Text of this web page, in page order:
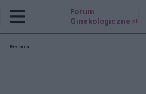
Forum
Ginekologiczne .pl
Reklama: